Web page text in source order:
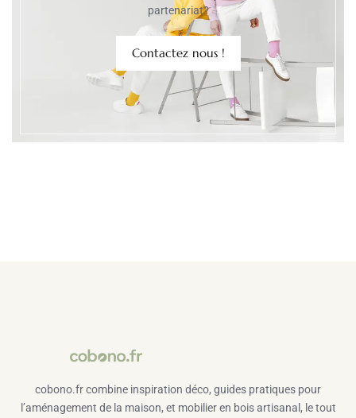
partenariat?
Contactez nous !
cobono.fr combine inspiration déco, guides pratiques pour
l’aménagement de la maison, et mobilier en bois artisanal, le tout